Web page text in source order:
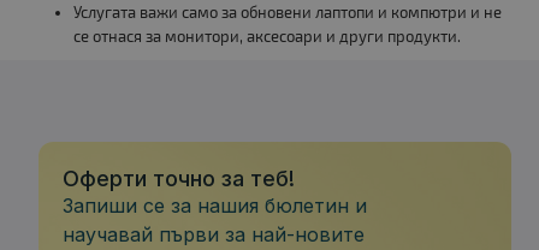
Услугата важи само за обновени лаптопи и компютри и не
се отнася за монитори, аксесоари и други продукти.
Оферти точно за теб!
Запиши се за нашия бюлетин и
научавай първи за най-новите